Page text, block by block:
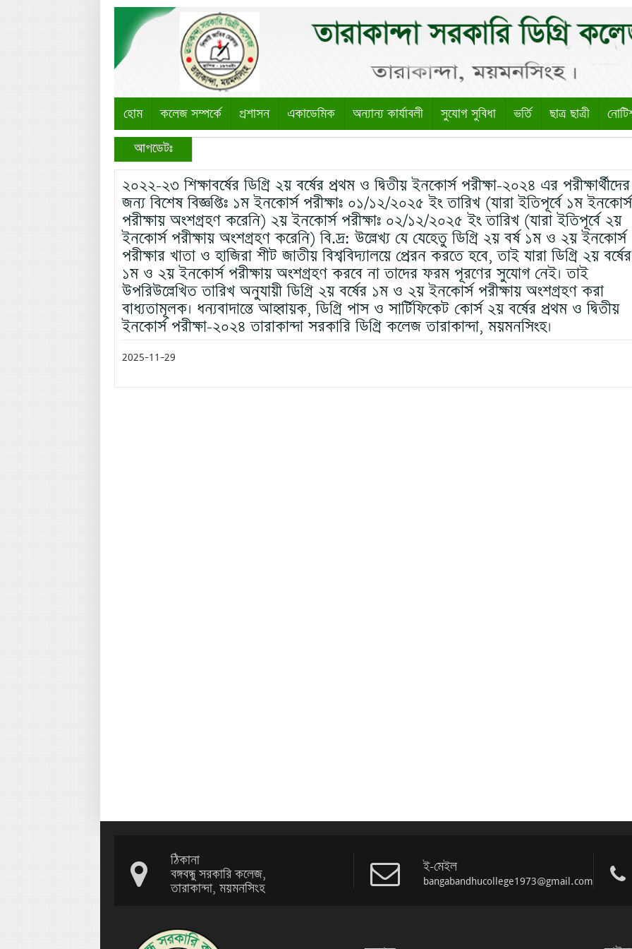
হোম কলেজ সম্পর্কে প্রশাসন একাডেমিক অন্যান্য কার্যাবলী সুযোগ সুবিধা ভর্তি ছাত্র ছাত্রী
আপডেটঃ
২০২২-২৩ শিক্ষাবর্ষের ডিগ্রি ২য় বর্ষের প্রথম ও দ্বিতীয় ইনকোর্স পরীক্ষা-২০২৪ এর পরীক্ষার্থীদের
জন্য বিশেষ বিজ্ঞপ্তিঃ ১ম ইনকোর্স পরীক্ষাঃ ০১/১২/২০২৫ ইং তারিখ (যারা ইতিপূর্বে ১ম ইনকোর্স
পরীক্ষায় অংশগ্রহণ করেনি) ২য় ইনকোর্স পরীক্ষাঃ ০২/১২/২০২৫ ইং তারিখ (যারা ইতিপূর্বে ২য়
ইনকোর্স পরীক্ষায় অংশগ্রহণ করেনি) বি.দ্র: উল্লেখ্য যে যেহেতু ডিগ্রি ২য় বর্ষ ১ম ও ২য় ইনকোর্স
পরীক্ষার খাতা ও হাজিরা শীট জাতীয় বিশ্ববিদ্যালয়ে প্রেরন করতে হবে, তাই যারা ডিগ্রি ২য় বর্ষের
১ম ও ২য় ইনকোর্স পরীক্ষায় অংশগ্রহণ করবে না তাদের ফরম পূরণের সুযোগ নেই। তাই
উপরিউল্লেখিত তারিখ অনুযায়ী ডিগ্রি ২য় বর্ষের ১ম ও ২য় ইনকোর্স পরীক্ষায় অংশগ্রহণ করা
বাধ্যতামূলক। ধন্যবাদান্তে আহ্বায়ক, ডিগ্রি পাস ও সার্টিফিকেট কোর্স ২য় বর্ষের প্রথম ও দ্বিতীয়
ইনকোর্স পরীক্ষা-২০২৪ তারাকান্দা সরকারি ডিগ্রি কলেজ তারাকান্দা, ময়মনসিংহ।
2025-11-29
ঠিকানা
বঙ্গবন্ধু সরকারি কলেজ,
তারাকান্দা, ময়মনসিংহ
ই-মেইল
bangabandhucollege1973@gmail.com